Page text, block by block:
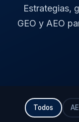
Estrategias,
GEO y AEO
Todos